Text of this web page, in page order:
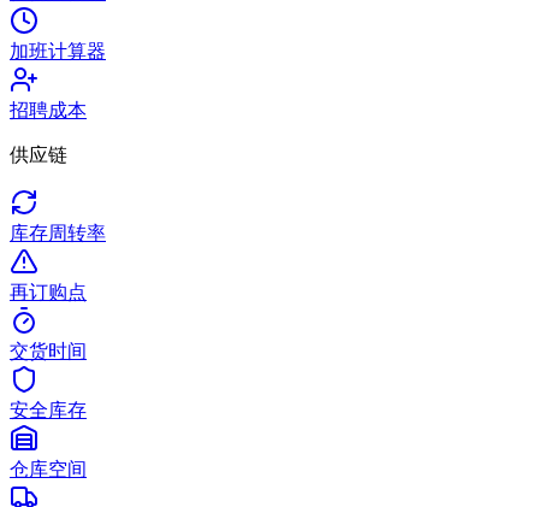
加班计算器
招聘成本
供应链
库存周转率
再订购点
交货时间
安全库存
仓库空间